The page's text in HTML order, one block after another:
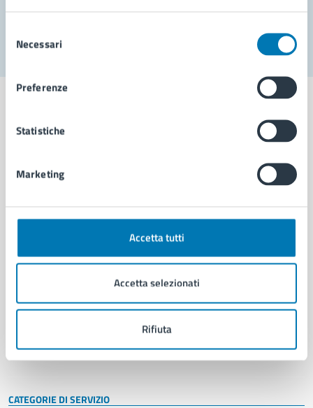
delNecessari
Preferenze
Statistiche
Marketing
Accetta tutti
Accetta selezionati
Rifiuta
Aree amministrative
Uffici
Politici
Intranet, posta aziendale e protocollo
CATEGORIE DI SERVIZIO